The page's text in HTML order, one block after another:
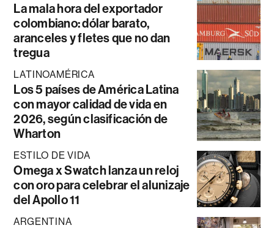
La mala hora del exportador
colombiano: dólar barato,
aranceles y fletes que no dan
tregua
LATINOAMÉRICA
Los 5 países de América Latina
con mayor calidad de vida en
2026, según clasificación de
Wharton
ESTILO DE VIDA
Omega x Swatch lanza un reloj
con oro para celebrar el alunizaje
del Apollo 11
ARGENTINA